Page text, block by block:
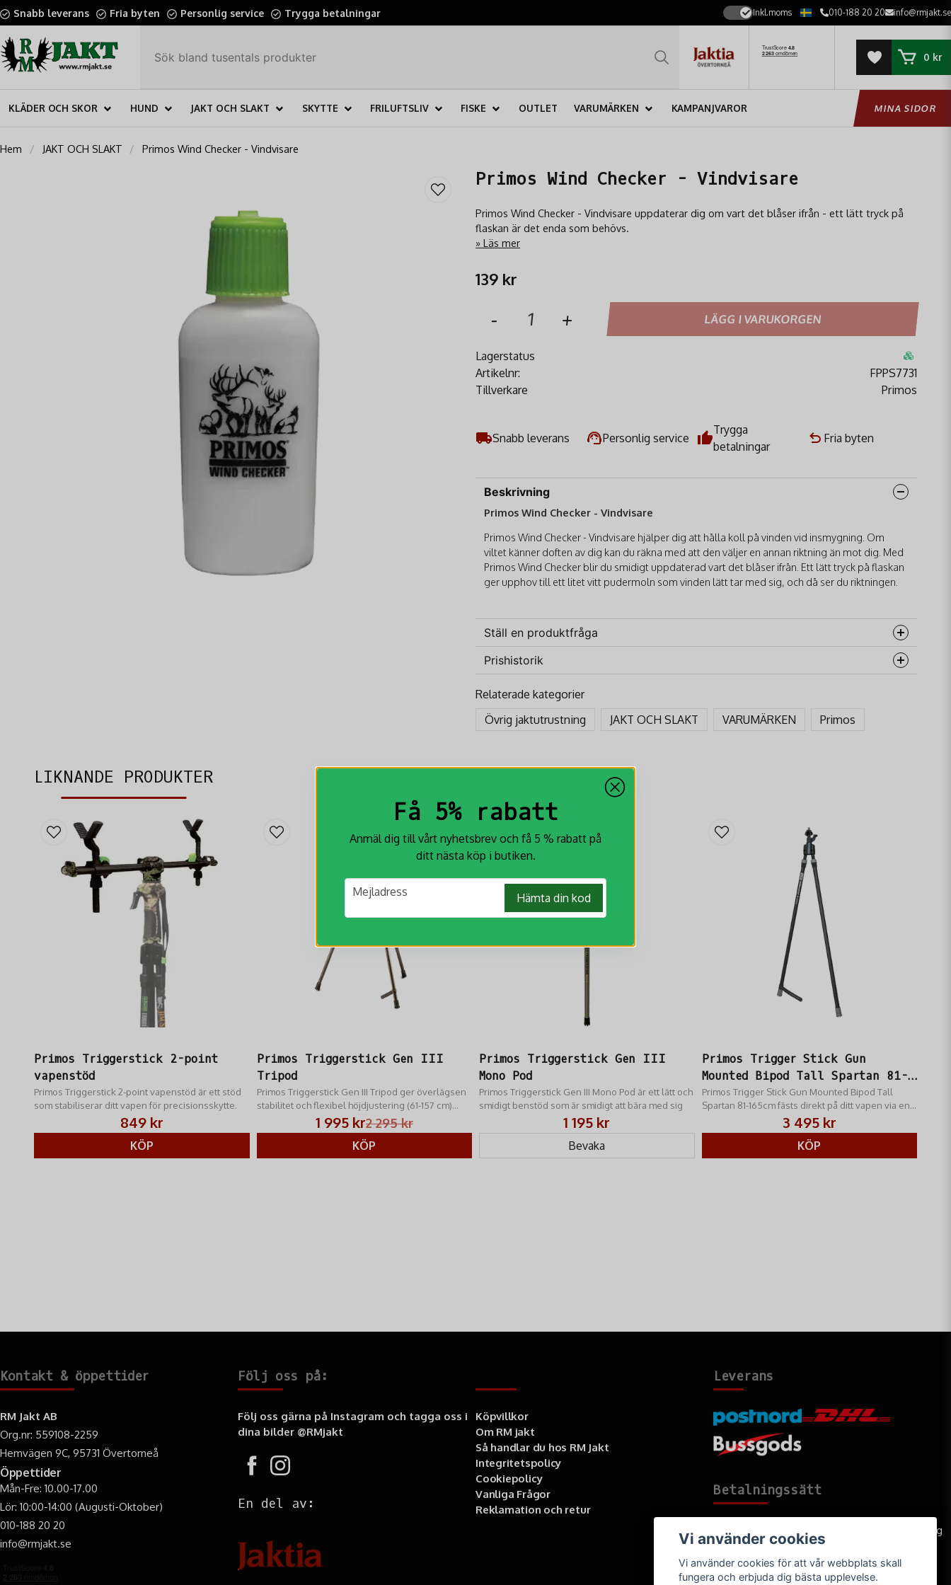
Snabb leverans Fria byten Personlig service Trygga betalningar Inkl.moms 010-188 20 20 info@rmjakt.se
0 kr
KLÄDER OCH SKOR HUND JAKT OCH SLAKT SKYTTE FRILUFTSLIV FISKE OUTLET VARUMÄRKEN KAMPANJVAROR MINA SIDOR
Hem JAKT OCH SLAKT Primos Wind Checker - Vindvisare
Primos Wind Checker - Vindvisare
Primos Wind Checker - Vindvisare uppdaterar dig om vart det blåser ifrån - ett lätt tryck på
flaskan är det enda som behövs.
Läs mer
139 kr
- + LÄGG I VARUKORGEN
Lagerstatus
Artikelnr:
FPPS7731
Tillverkare
Primos
Snabb leverans Personlig service
Trygga
betalningar
Fria byten
Beskrivning
Primos Wind Checker - Vindvisare
Primos Wind Checker - Vindvisare hjälper dig att hålla koll på vinden vid insmygning. Om
viltet känner doften av dig kan du räkna med att den väljer en annan riktning än mot dig. Med
Primos Wind Checker blir du smidigt uppdaterad vart det blåser ifrån. Ett lätt tryck på flaskan
ger upphov till ett litet vitt pudermoln som vinden lätt tar med sig, och då ser du riktningen.
Ställ en produktfråga
question
Fråga oss något om denna produkten...
Ja, ni får publicera min fråga
Prishistorik
Relaterade kategorier
Övrig jaktutrustning
JAKT OCH SLAKT VARUMÄRKEN Primos
LIKNANDE PRODUKTER
Primos Triggerstick 2-point
vapenstöd
Primos Triggerstick 2-point vapenstöd är ett stöd
som stabiliserar ditt vapen för precisionsskytte.
849 kr
KÖP
Primos Triggerstick Gen III
Tripod
Primos Triggerstick Gen III Tripod ger överlägsen
stabilitet och flexibel höjdjustering (61-157 cm)
vinklar man ut benen anpassar man snabbt stödet
från stående till sittande/knästående position
2 295 kr
1 995 kr
KÖP
Primos Triggerstick Gen III
Mono Pod
Primos Triggerstick Gen III Mono Pod är ett lätt och
smidigt benstöd som är smidigt att bära med sig
1 195 kr
Bevaka
Primos Trigger Stick Gun
Mounted Bipod Tall Spartan 81-
165cm
Primos Trigger Stick Gun Mounted Bipod Tall
Spartan 81-165cm fästs direkt på ditt vapen via en
adapter som monteras vid vapnets Picatinny-
skena
3 495 kr
KÖP
Få 5% rabatt
Anmäl dig till vårt nyhetsbrev och få 5 % rabatt på
ditt nästa köp i butiken.
email
Mejladress Hämta din kod
Kontakt & öppettider
RM Jakt AB
Org.nr: 559108-2259
Hemvägen 9C, 95731 Övertorneå
Öppettider
Mån-Fre: 10.00-17.00
Lör: 10:00-14:00 (Augusti-Oktober)
010-188 20 20
info@rmjakt.se
Följ oss på:
Följ oss gärna på Instagram och tagga oss i
dina bilder @RMjakt
En del av:
Köpvillkor
Om RM jakt
Så handlar du hos RM Jakt
Integritetspolicy
Cookiepolicy
Vanliga Frågor
Reklamation och retur
Leverans
Betalningssätt
Faktura, delbetalning, kort- eller direktbetalning
Vi använder cookies
Vi använder cookies för att vår webbplats skall
fungera och erbjuda dig bästa upplevelse.